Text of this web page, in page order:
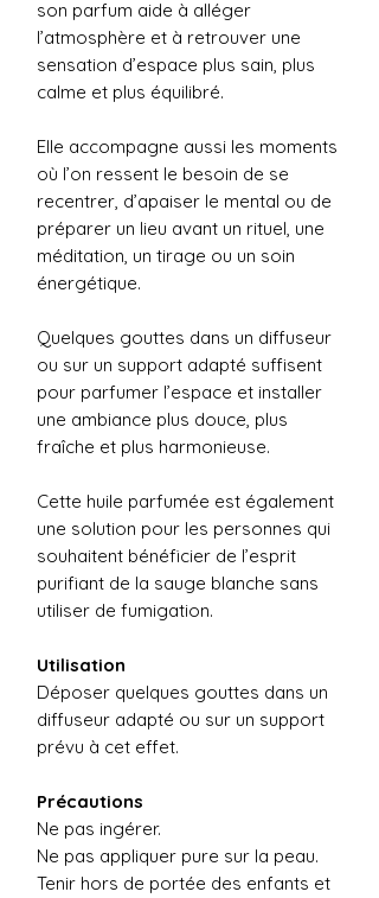
son parfum aide à alléger
l’atmosphère et à retrouver une
sensation d’espace plus sain, plus
calme et plus équilibré.
Elle accompagne aussi les moments
où l’on ressent le besoin de se
recentrer, d’apaiser le mental ou de
préparer un lieu avant un rituel, une
méditation, un tirage ou un soin
énergétique.
Quelques gouttes dans un diffuseur
ou sur un support adapté suffisent
pour parfumer l’espace et installer
une ambiance plus douce, plus
fraîche et plus harmonieuse.
Cette huile parfumée est également
une solution pour les personnes qui
souhaitent bénéficier de l’esprit
purifiant de la sauge blanche sans
utiliser de fumigation.
Utilisation
Déposer quelques gouttes dans un
diffuseur adapté ou sur un support
prévu à cet effet.
Précautions
Ne pas ingérer.
Ne pas appliquer pure sur la peau.
Tenir hors de portée des enfants et